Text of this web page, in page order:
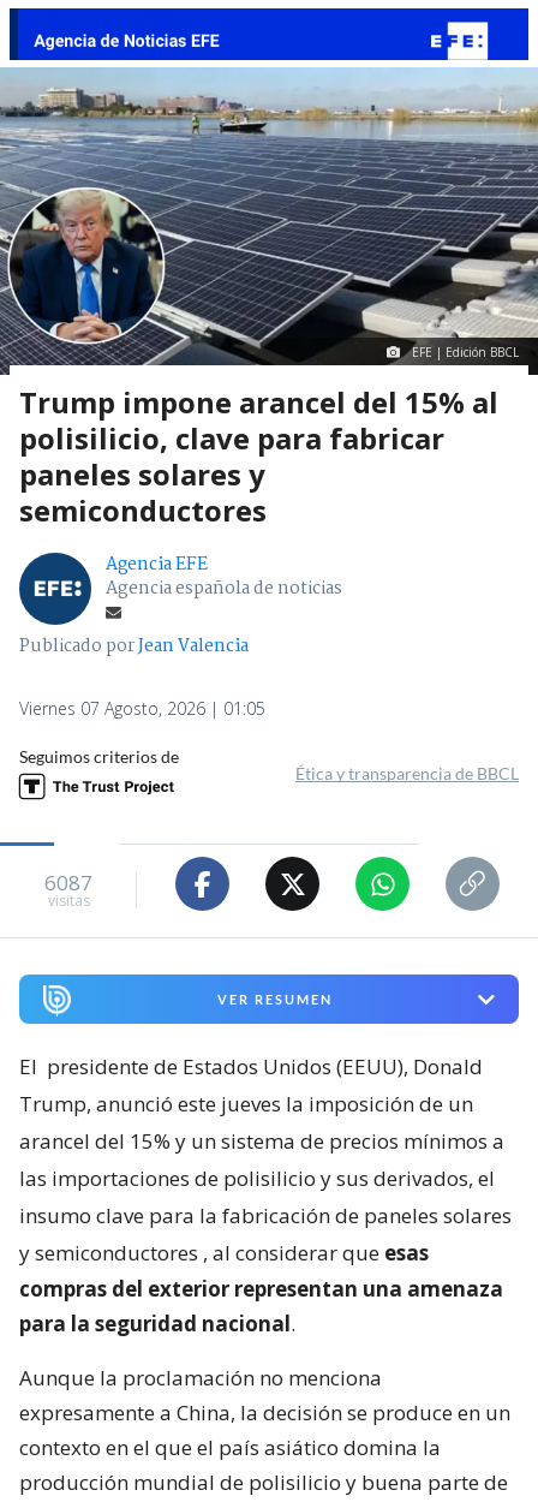
EFE | Edición BBCL
Trump impone arancel del 15% al
polisilicio, clave para fabricar
paneles solares y
semiconductores
Agencia EFE
Agencia española de noticias
Publicado porJean Valencia
Viernes 07 Agosto, 2026 | 01:05
Seguimos criterios de
Ética y transparencia de BBCL
6087
visitas
VER RESUMEN
El presidente de Estados Unidos (EEUU), Donald
Trump, anunció este jueves la imposición de un
arancel del 15% y un sistema de precios mínimos a
las importaciones de polisilicio y sus derivados, el
insumo clave para la fabricación de paneles solares
y semiconductores , al considerar que esas
compras del exterior representan una amenaza
para la seguridad nacional.
Aunque la proclamación no menciona
expresamente a China, la decisión se produce en un
contexto en el que el país asiático domina la
producción mundial de polisilicio y buena parte de